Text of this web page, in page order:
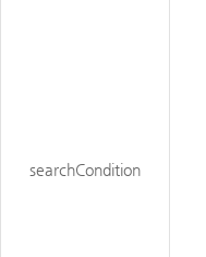
searchCondition